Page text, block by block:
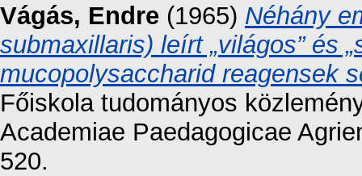
Vágás, Endre (1965) Néhány
submaxillaris) leírt „világos” és
mucopolysaccharid reagensek
Főiskola tudományos
Academiae Paedagogicae
520.